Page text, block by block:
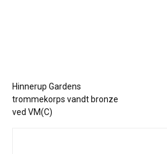
Hinnerup Gardens
trommekorps vandt bronze
ved VM(C)